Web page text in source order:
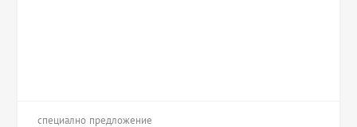
специално предложение